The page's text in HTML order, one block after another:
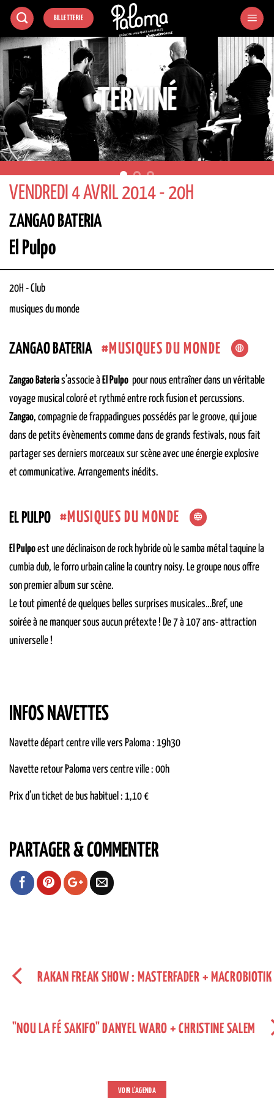
Passer
contenu
BILLETTERIE
TERMINÉ
VENDREDI 4 AVRIL 2014 - 20H
ZANGAO BATERIA
El Pulpo
20H -Club
musiques du monde
ZANGAO BATERIA MUSIQUES DU MONDE
Zangao Baterias’associe à El Pulpo pour nous entraîner dans un véritable
voyage musical coloré et rythmé entre rock fusion et percussions.
Zangao, compagnie de frappadingues possédés par le groove, qui joue
dans de petits évènements comme dans de grands festivals, nous fait
partager ses derniers morceaux sur scène avec une énergie explosive
et communicative. Arrangements inédits.
EL PULPO MUSIQUES DU MONDE
El Pulpoest une déclinaison de rock hybride où le samba métal taquine la
cumbia dub, le forro urbain caline la country noisy. Le groupe nous offre
son premier album sur scène.
Le tout pimenté de quelques belles surprises musicales…Bref, une
soirée à ne manquer sous aucun prétexte ! De 7 à 107 ans- attraction
universelle !
INFOS NAVETTES
Navette départ centre ville vers Paloma : 19h30
Navette retour Paloma vers centre ville : 00h
Prix d’un ticket de bus habituel : 1,10 €
PARTAGER & COMMENTER
RAKAN FREAK SHOW : MASTERFADER +
"NOU LA FÉ SAKIFO" DANYEL WARO + CHRISTINE SALEM
VOIR L'AGENDA